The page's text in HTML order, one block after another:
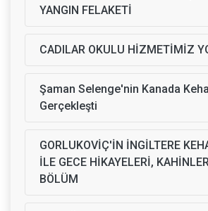
YANGIN FELAKETİ
CADILAR OKULU HİZMETİMİZ
Şaman Selenge'nin Kanada
Gerçekleşti
GORLUKOVİÇ'İN İNGİLTERE
İLE GECE HİKAYELERİ,
BÖLÜM